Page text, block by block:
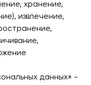
хранение,
извлечение,
данных» -